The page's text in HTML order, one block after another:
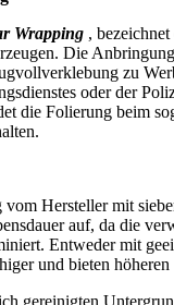
Wrapping ,
Die
zu
oder der
die Folierung beim
Hersteller mit
auf, da die
Entweder mit
und bieten
gereinigten